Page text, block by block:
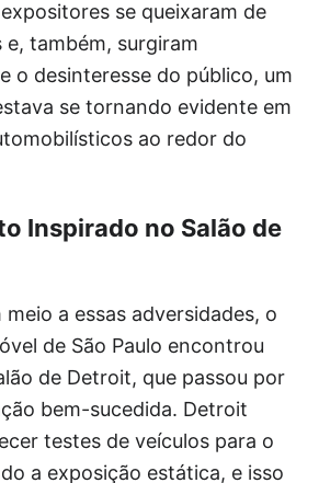
se queixaram de
e, também, surgiram
o desinteresse do público, um
se tornando evidente em
ao redor do
Inspirado no Salão de
meio a essas adversidades, o
de São Paulo encontrou
de Detroit, que passou por
bem-sucedida. Detroit
testes de veículos para o
a exposição estática, e isso